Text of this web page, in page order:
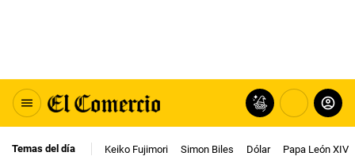
Temas del día Keiko Fujimori Simon Biles Dólar Papa León XIV